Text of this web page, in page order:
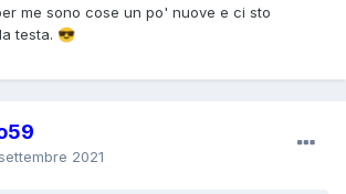
me sono cose un po' nuove e ci sto
testa. 😎
2021